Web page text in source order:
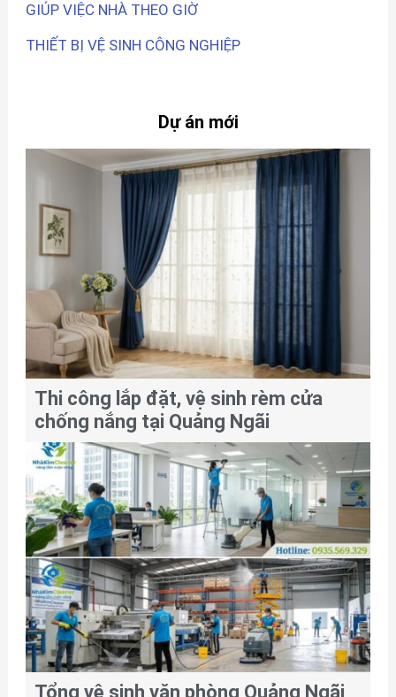
GIÚP VIỆC NHÀ THEO GIỜ
THIẾT BỊ VỆ SINH CÔNG NGHIỆP
Dự án mới
Thi công lắp đặt, vệ sinh rèm cửa
chống nắng tại Quảng Ngãi
Tổng vệ sinh văn phòng Quảng Ngãi